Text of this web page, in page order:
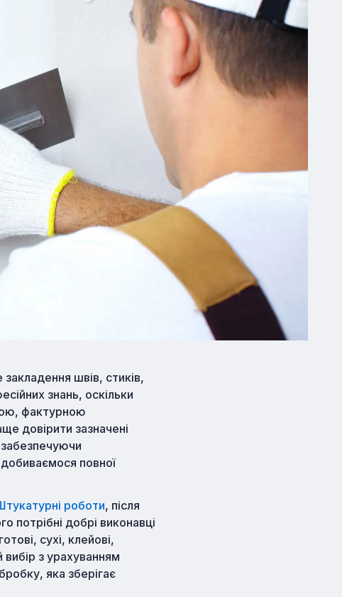
швів, стиків,
знань, оскільки
фактурною
довірити зазначені
повної
роботи, після
потрібні добрі виконавці
сухі, клейові,
з урахуванням
яка зберігає